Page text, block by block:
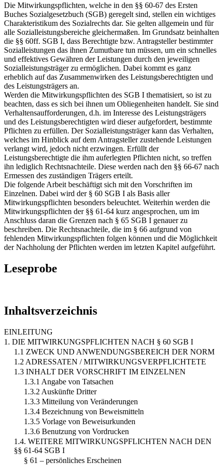
Die Mitwirkungspflichten, welche in den §§ 60-67 des Ersten
Buches Sozialgesetzbuch (SGB) geregelt sind, stellen ein wichtiges
Charakteristikum des Sozialrechts dar. Sie gelten allgemein und für
alle Sozialleistungsbereiche gleichermaßen. Im Grundsatz beinhalten
die §§ 60ff. SGB I, dass Berechtigte bzw. Antragsteller bestimmter
Sozialleistungen das ihnen Zumutbare tun müssen, um ein schnelles
und effektives Gewähren der Leistungen durch den jeweiligen
Sozialleistungsträger zu ermöglichen. Dabei kommt es ganz
erheblich auf das Zusammenwirken des Leistungsberechtigten und
des Leistungsträgers an.
Werden die Mitwirkungspflichten des SGB I thematisiert, so ist zu
beachten, dass es sich bei ihnen um Obliegenheiten handelt. Sie sind
Verhaltensaufforderungen, d.h. im Interesse des Leistungsträgers
und des Leistungsberechtigten wird dieser aufgefordert, bestimmte
Pflichten zu erfüllen. Der Sozialleistungsträger kann das Verhalten,
welches im Hinblick auf dem Antragsteller zustehende Leistungen
verlangt wird, jedoch nicht erzwingen. Erfüllt der
Leistungsberechtigte die ihm auferlegten Pflichten nicht, so treffen
ihn lediglich Rechtsnachteile. Diese werden nach den §§ 66-67 nach
Ermessen des zuständigen Trägers erteilt.
Die folgende Arbeit beschäftigt sich mit den Vorschriften im
Einzelnen. Dabei wird der § 60 SGB I als Basis aller
Mitwirkungspflichten besonders beleuchtet. Weiterhin werden die
Mitwirkungspflichten der §§ 61-64 kurz angesprochen, um im
Anschluss daran die Grenzen nach § 65 SGB I genauer zu
beschreiben. Die Rechtsnachteile, die im § 66 aufgrund von
fehlenden Mitwirkungspflichten folgen können und die Möglichkeit
der Nachholung der Pflichten werden im letzten Kapitel aufgeführt.
Leseprobe
Inhaltsverzeichnis
EINLEITUNG
1. DIE MITWIRKUNGSPFLICHTEN NACH § 60 SGB I
1.1 ZWECK UND ANWENDUNGSBEREICH DER NORM
1.2 ADRESSATEN / MITWIRKUNGSVERPFLICHTETE
1.3 INHALT DER VORSCHRIFT IM EINZELNEN
1.3.1 Angabe von Tatsachen
1.3.2 Auskünfte Dritter
1.3.3 Mitteilung von Veränderungen
1.3.4 Bezeichnung von Beweismitteln
1.3.5 Vorlage von Beweisurkunden
1.3.6 Benutzung von Vordrucken
1.4. WEITERE MITWIRKUNGSPFLICHTEN NACH DEN
§§ 61-64 SGB I
§ 61 – persönliches Erscheinen